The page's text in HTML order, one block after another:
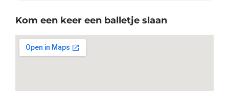
Kom een keer een balletje slaan